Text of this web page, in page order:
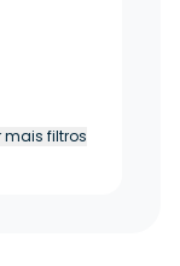
mais filtros